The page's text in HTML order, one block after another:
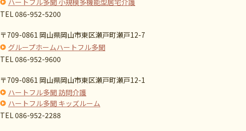
ハートフル多聞 小規模多機能型居宅介護
TEL 086-952-5200
〒709-0861 岡山県岡山市東区瀬戸町瀬戸12-7
グループホームハートフル多聞
TEL 086-952-9600
〒709-0861 岡山県岡山市東区瀬戸町瀬戸12-1
ハートフル多聞 訪問介護
ハートフル多聞 キッズルーム
TEL 086-952-2288